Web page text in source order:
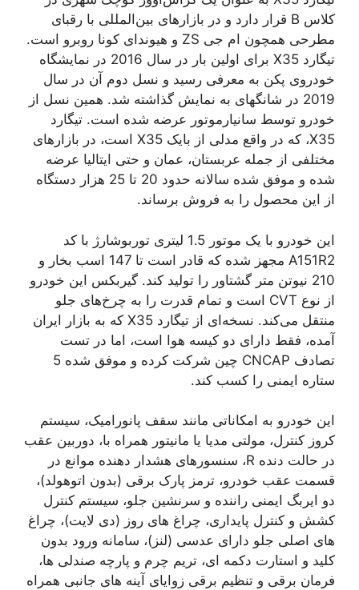
کلاس B قرار دارد و در بازارهای بین‌المللی با رقبای
مطرحی همچون ام جی ZS و هیوندای کونا روبرو است.
تیگارد X35 برای اولین بار در سال 2016 در نمایشگاه
خودروی پکن به معرفی رسید و نسل دوم آن در سال
2019 در شانگهای به نمایش گذاشته شد. همین نسل از
خودرو توسط سانیارموتور عرضه شده است. تیگارد
X35، که در واقع مدلی از بایک X35 است، در بازارهای
مختلفی از جمله عربستان، عمان و حتی ایتالیا عرضه
شده و موفق شده سالانه حدود 20 تا 25 هزار دستگاه
از این محصول را به فروش برساند.
این خودرو با یک موتور 1.5 لیتری توربوشارژ با کد
A151R2 مجهز شده که قادر است تا 147 اسب بخار و
210 نیوتن متر گشتاور را تولید کند. گیربکس این خودرو
از نوع CVT است و تمام قدرت را به چرخ‌های جلو
منتقل می‌کند. نسخه‌ای از تیگارد X35 که به بازار ایران
آمده، فقط دارای دو کیسه هوا است، اما در تست
تصادف CNCAP چین شرکت کرده و موفق شده 5
ستاره ایمنی را کسب کند.
این خودرو به امکاناتی مانند سقف پانورامیک، سیستم
کروز کنترل، مولتی مدیا یا مانیتور همراه با، دوربین عقب
در حالت دنده R، سنسورهای هشدار دهنده موانع در
قسمت عقب خودرو، ترمز پارک برقی (بدون اتوهولد)،
دو ایربگ ایمنی راننده و سرنشین جلو، سیستم کنترل
کشش و کنترل پایداری، چراغ های روز (دی لایت)، چراغ
های اصلی جلو دارای عدسی (لنز)، سامانه ورود بدون
کلید و استارت دکمه ای، تریم چرم و پارچه صندلی ها،
فرمان برقی و تنظیم برقی زوایای آینه های جانبی همراه